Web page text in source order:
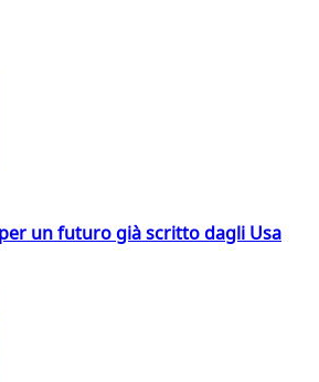
un futuro già scritto dagli Usa